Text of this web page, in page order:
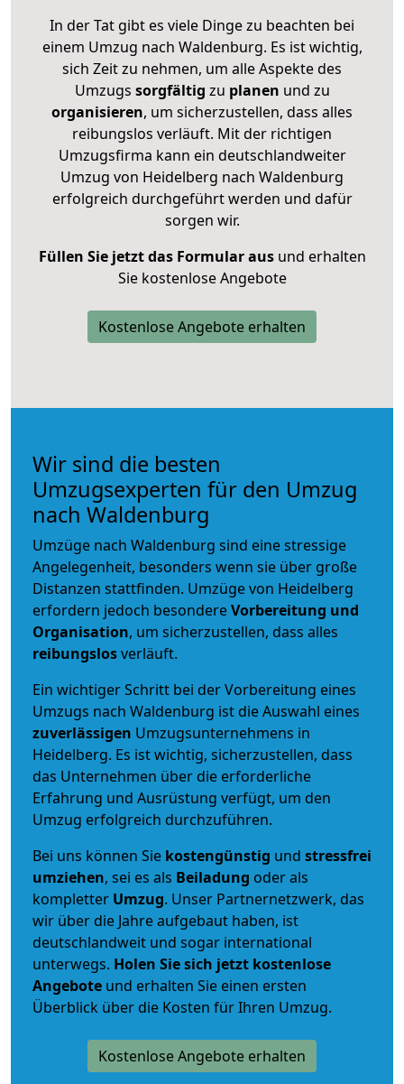
In der Tat gibt es viele Dinge zu beachten bei
einem Umzug nach Waldenburg. Es ist wichtig,
sich Zeit zu nehmen, um alle Aspekte des
Umzugs sorgfältig zu planen und zu
organisieren, um sicherzustellen, dass alles
reibungslos verläuft. Mit der richtigen
Umzugsfirma kann ein deutschlandweiter
Umzug von Heidelberg nach Waldenburg
erfolgreich durchgeführt werden und dafür
sorgen wir.
Füllen Sie jetzt das Formular ausund erhalten
Sie kostenlose Angebote
Kostenlose Angebote erhalten
Wir sind die besten
Umzugsexperten für den Umzug
nach Waldenburg
Umzüge nach Waldenburg sind eine stressige
Angelegenheit, besonders wenn sie über große
Distanzen stattfinden. Umzüge von Heidelberg
erfordern jedoch besondereVorbereitung und
Organisation, um sicherzustellen, dass alles
reibungslosverläuft.
Ein wichtiger Schritt bei der Vorbereitung eines
Umzugs nach Waldenburg ist die Auswahl eines
zuverlässigen Umzugsunternehmens in
Heidelberg. Es ist wichtig, sicherzustellen, dass
das Unternehmen über die erforderliche
Erfahrung und Ausrüstung verfügt, um den
Umzug erfolgreich durchzuführen.
Bei uns können Sie kostengünstig und stressfrei
umziehen, sei es als Beiladung oder als
kompletter Umzug. Unser Partnernetzwerk, das
wir über die Jahre aufgebaut haben, ist
deutschlandweit und sogar international
unterwegs. Holen Sie sich jetzt kostenlose
Angebote und erhalten Sie einen ersten
Überblick über die Kosten für Ihren Umzug.
Kostenlose Angebote erhalten